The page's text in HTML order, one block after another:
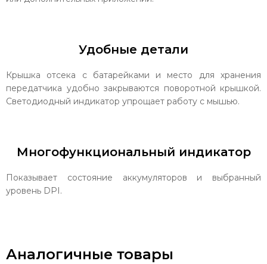
Удобные детали
Крышка отсека с батарейками и место для хранения
передатчика удобно закрываются поворотной крышкой.
Светодиодный индикатор упрощает работу с мышью.
Многофункциональный индикатор
Показывает состояние аккумуляторов и выбранный
уровень DPI.
Аналогичные товары